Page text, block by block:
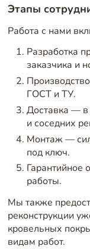
Этапы
Работа с нами
Разработка
заказчика и
ГОСТ и ТУ.
Доставка — в
и соседних
Монтаж —
под ключ.
работы.
Мы также
реконструкции
кровельных
видам работ.